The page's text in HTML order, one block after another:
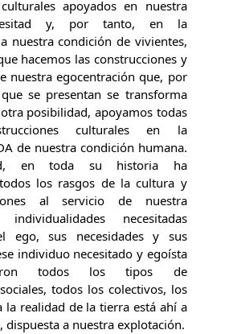
apoyados en nuestra
y, por tanto, en la
nuestra condición de vivientes,
hacemos las construcciones y
nuestra egocentración que, por
se presentan se transforma
posibilidad, apoyamos todas
culturales en la
de nuestra condición humana.
en toda su historia ha
los rasgos de la cultura y
al servicio de nuestra
necesitadas
ego, sus necesidades y sus
individuo necesitado y egoísta
todos los tipos de
todos los colectivos, los
la realidad de la tierra está ahí a
dispuesta a nuestra explotación.